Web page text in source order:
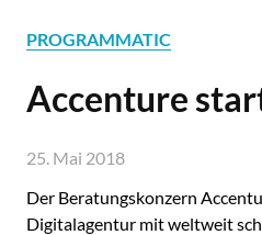
PROGRAMMATIC
Accenture
25. Mai 2018
Der Beratungskonzern
Digitalagentur mit weltweit